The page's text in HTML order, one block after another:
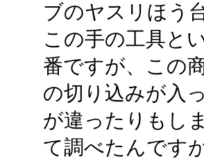
ブのヤスリほう
この手の工具と
番ですが、この
の切り込みが入
が違ったりもし
て調べたんです